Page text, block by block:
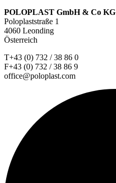
POLOPLAST GmbH & Co KG
Poloplaststraße 1
4060 Leonding
Österreich
T+43 (0) 732 / 38 86 0
F+43 (0) 732 / 38 86 9
office@poloplast.com